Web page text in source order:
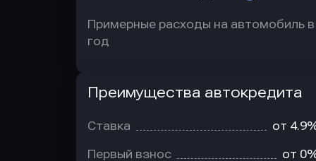
Примерные расходы на автомобиль в
год
Преимущества автокредита
Ставка от
Первый взнос от